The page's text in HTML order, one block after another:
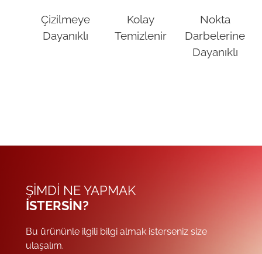
Çizilmeye
Dayanıklı
Kolay
Temizlenir
Nokta
Darbelerine
Dayanıklı
ŞIMDI NE YAPMAK
ISTERSIN?
Bu ürününle ilgili bilgi almak isterseniz size
ulaşalım.